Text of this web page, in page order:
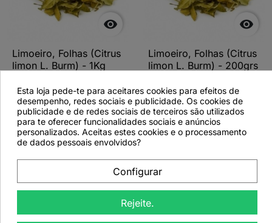

Limoeiro, Folhas (Citrus
limon L. Burm) - 1Kg
Ver detalhes

Limoeiro, Folhas (Citrus
limon L. Burm) - 200grs
Ver detalhes
favorite_border
Esta loja pede-te para aceitares cookies para efeitos de
desempenho, redes sociais e publicidade. Os cookies de
publicidade e de redes sociais de terceiros são utilizados
para te oferecer funcionalidades sociais e anúncios
personalizados. Aceitas estes cookies e o processamento
de dados pessoais envolvidos?
Configurar
Rejeite.